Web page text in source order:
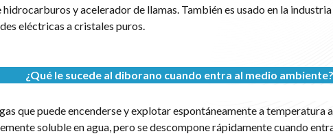
y acelerador de llamas. También es usado en la
eléctricas a cristales puros.
¿Qué le sucede al diborano cuando entra al medio ambiente?
que puede encenderse y explotar espontáneamente a temperatura
soluble en agua, pero se descompone rápidamente cuando